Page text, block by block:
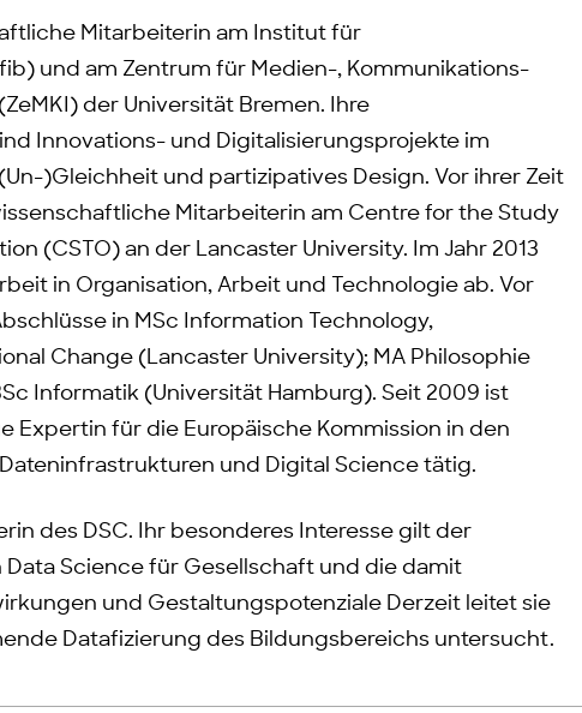
Mitarbeiterin am Institut für
und am Zentrum für Medien-, Kommunikations-
der Universität Bremen. Ihre
Innovations- und Digitalisierungsprojekte im
)Gleichheit und partizipatives Design. Vor ihrer Zeit
Mitarbeiterin am Centre for the Study
(CSTO) an der Lancaster University. Im Jahr 2013
in Organisation, Arbeit und Technologie ab. Vor
in MSc Information Technology,
Change (Lancaster University); MA Philosophie
Informatik (Universität Hamburg). Seit 2009 ist
Expertin für die Europäische Kommission in den
und Digital Science tätig.
des DSC. Ihr besonderes Interesse gilt der
Data Science für Gesellschaft und die damit
und Gestaltungspotenziale Derzeit leitet sie
Datafizierung des Bildungsbereichs untersucht.